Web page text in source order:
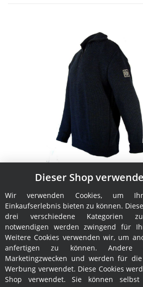
Troyer Pining & Pothorst
189,00 €*
Dieser Shop
Wir verwenden Cookies, um
Einkaufserlebnis bieten zu können.
drei verschiedene Kategorien
notwendigen werden zwingend für
Weitere Cookies verwenden wir, um
anfertigen zu können. Andere
Marketingzwecken und werden für
Werbung verwendet. Diese Cookies
Shop verwendet. Sie können selbst